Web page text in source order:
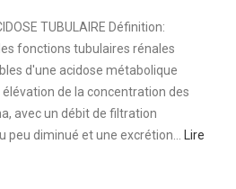
TUBULAIRE Définition:
fonctions tubulaires rénales
d'une acidose métabolique
de la concentration des
avec un débit de filtration
peu diminué et une excrétion…
Lire